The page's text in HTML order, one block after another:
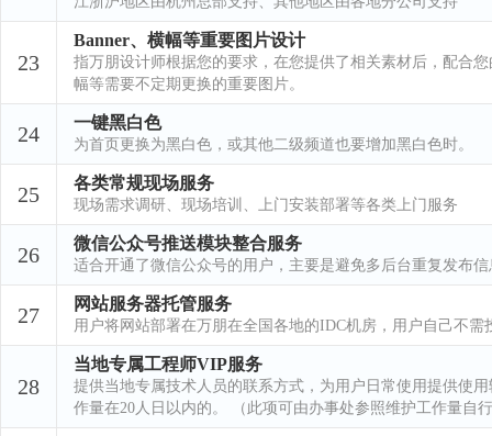
23
Banner、横幅等重要图片设计
指万朋设计师根据您的要求，在您提供了相关素材后，配合
幅等需要不定期更换的重要图片。
24 一键黑白色
为首页更换为黑白色，或其他二级频道也要增加黑白色时。
25 各类常规现场服务
现场需求调研、现场培训、上门安装部署等各类上门服务
26 微信公众号推送模块整合服务
适合开通了微信公众号的用户，主要是避免多后台重复发布信
27 网站服务器托管服务
用户将网站部署在万朋在全国各地的IDC机房，用户自己不需
28
当地专属工程师VIP服务
提供当地专属技术人员的联系方式，为用户日常使用提供使
作量在20人日以内的。 （此项可由办事处参照维护工作量自